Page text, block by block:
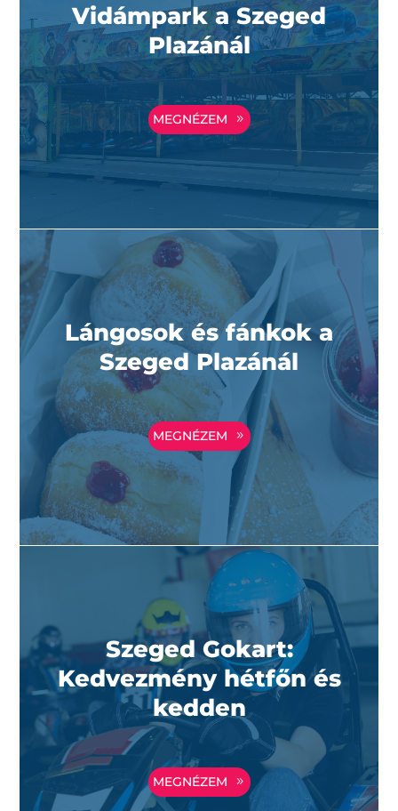
Vidámpark a Szeged
Plazánál
MEGNÉZEM
Lángosok és fánkok a
Szeged Plazánál
MEGNÉZEM
Szeged Gokart:
Kedvezmény hétfőn és
kedden
MEGNÉZEM